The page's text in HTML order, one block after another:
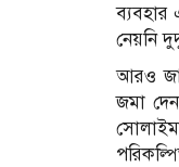
ব্যবহার
নেয়নি
আরও
জমা